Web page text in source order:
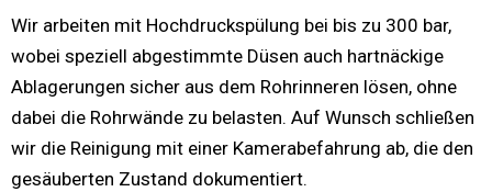
Wir arbeiten mit Hochdruckspülung bei bis zu 300 bar,
wobei speziell abgestimmte Düsen auch hartnäckige
Ablagerungen sicher aus dem Rohrinneren lösen, ohne
dabei die Rohrwände zu belasten. Auf Wunsch schließen
wir die Reinigung mit einer Kamerabefahrung ab, die den
gesäuberten Zustand dokumentiert.